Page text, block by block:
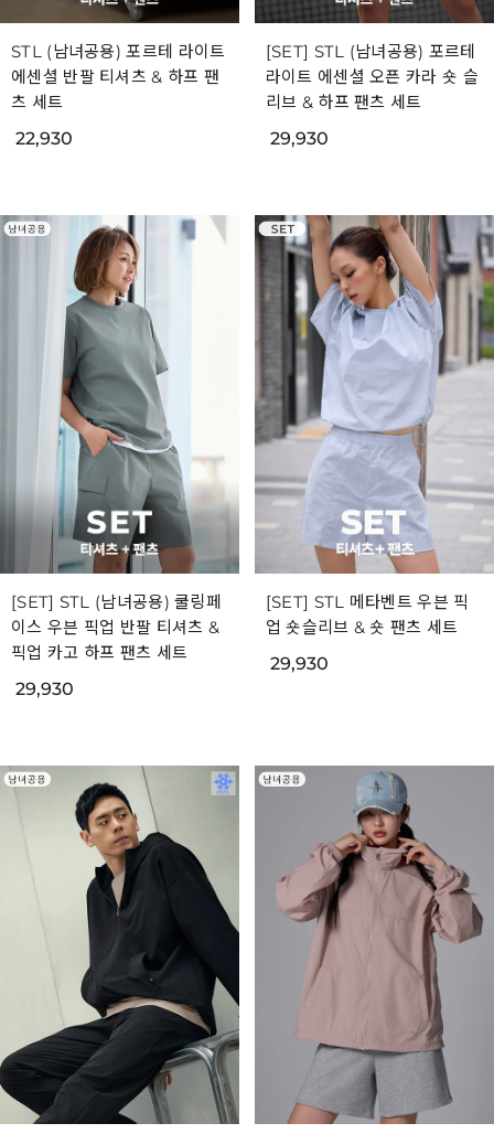
STL (남녀공용) 포르테 라이트
에센셜 반팔 티셔츠 & 하프 팬
츠 세트
22,930
[SET] STL (남녀공용) 포르테
라이트 에센셜 오픈 카라 숏 슬
리브 & 하프 팬츠 세트
29,930
[SET] STL (남녀공용) 쿨링페
이스 우븐 픽업 반팔 티셔츠 &
픽업 카고 하프 팬츠 세트
29,930
[SET] STL 메타벤트 우븐 픽
업 숏슬리브 & 숏 팬츠 세트
29,930